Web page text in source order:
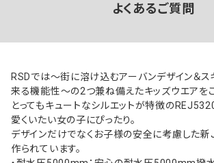
よくあるご質問
RSDでは～街に溶け込むアーバンデザイン＆
来る機能性～の2つ兼ね備えたキッズウエアを
とってもキュートなシルエットが特徴の
愛くいたい女の子にぴったり。
デザインだけでなくお子様の安全に考慮した
作られています。